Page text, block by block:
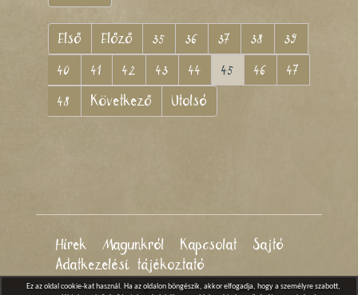
Első Előző 35 36 37 38 39
40 41 42 43 44 45 46 47
48 Következő Utolsó
Hírek Magunkról Kapcsolat
Sajtó
Adatkezelési tájékoztató
Ez az oldal cookie-kat használ. Ha az oldalon böngészik, akkor elfogadja, hogy a személyre szabott,